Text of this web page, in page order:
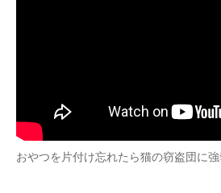
経営リーダーのコミュニティ
マーケ×ITの今がよく分かる
おやつを片付け忘れたら猫の窃盗団に